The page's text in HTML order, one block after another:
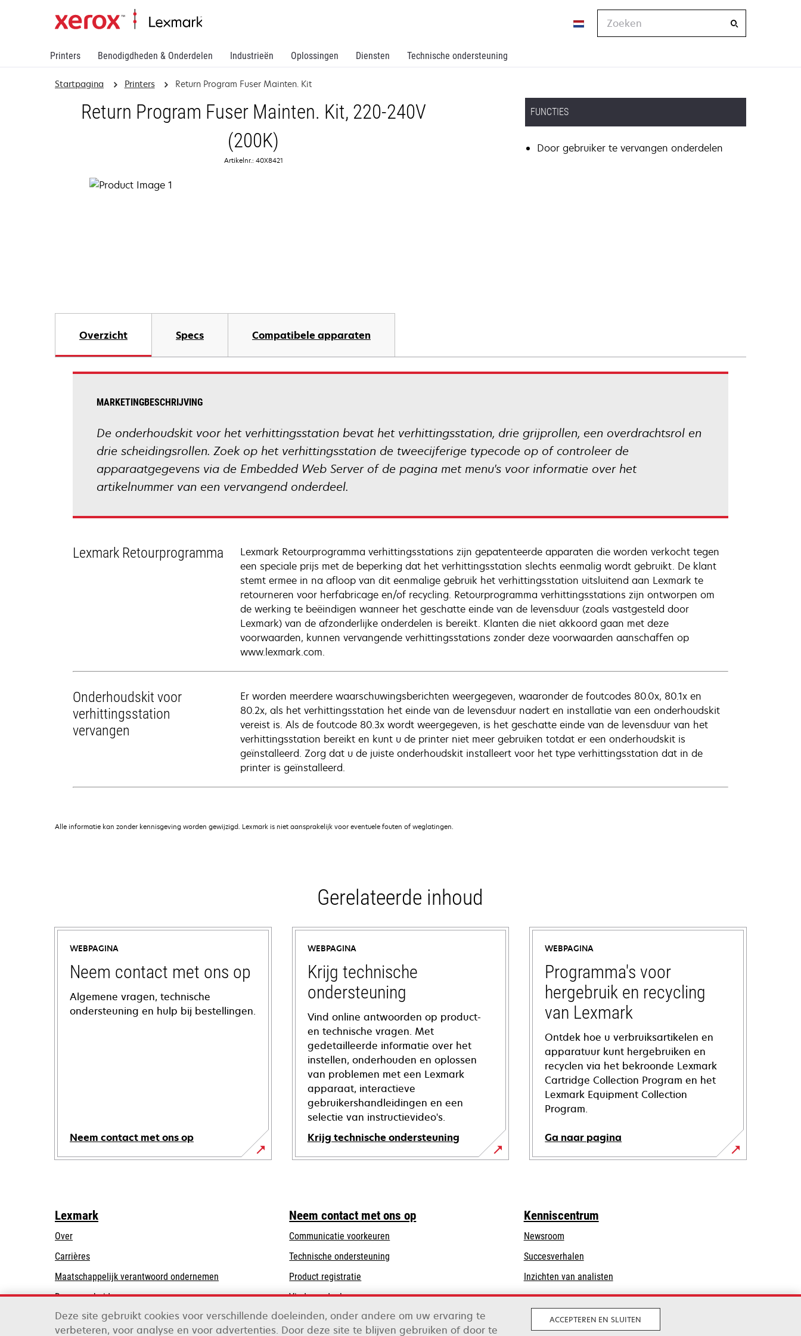
Printers Benodigdheden & Onderdelen Industrieën Oplossingen Diensten Technische ondersteuning
Zoeken
Startpagina Printers Return Program Fuser Mainten. Kit
Return Program Fuser Mainten. Kit, 220-240V
(200K)
Artikelnr.: 40X8421
FUNCTIES
Door gebruiker te vervangen onderdelen
Overzicht Specs Compatibele apparaten
MARKETINGBESCHRIJVING
De onderhoudskit voor het verhittingsstation bevat het verhittingsstation, drie grijprollen, een overdrachtsrol en
drie scheidingsrollen. Zoek op het verhittingsstation de tweecijferige typecode op of controleer de
apparaatgegevens via de Embedded Web Server of de pagina met menu's voor informatie over het
artikelnummer van een vervangend onderdeel.
Lexmark Retourprogramma
Lexmark Retourprogramma verhittingsstations zijn gepatenteerde apparaten die worden verkocht tegen
een speciale prijs met de beperking dat het verhittingsstation slechts eenmalig wordt gebruikt. De klant
stemt ermee in na afloop van dit eenmalige gebruik het verhittingsstation uitsluitend aan Lexmark te
retourneren voor herfabricage en/of recycling. Retourprogramma verhittingsstations zijn ontworpen om
de werking te beëindigen wanneer het geschatte einde van de levensduur (zoals vastgesteld door
Lexmark) van de afzonderlijke onderdelen is bereikt. Klanten die niet akkoord gaan met deze
voorwaarden, kunnen vervangende verhittingsstations zonder deze voorwaarden aanschaffen op
www.lexmark.com.
Onderhoudskit voor
verhittingsstation
vervangen
Er worden meerdere waarschuwingsberichten weergegeven, waaronder de foutcodes 80.0x, 80.1x en
80.2x, als het verhittingsstation het einde van de levensduur nadert en installatie van een onderhoudskit
vereist is. Als de foutcode 80.3x wordt weergegeven, is het geschatte einde van de levensduur van het
verhittingsstation bereikt en kunt u de printer niet meer gebruiken totdat er een onderhoudskit is
geïnstalleerd. Zorg dat u de juiste onderhoudskit installeert voor het type verhittingsstation dat in de
printer is geïnstalleerd.
Alle informatie kan zonder kennisgeving worden gewijzigd. Lexmark is niet aansprakelijk voor eventuele fouten of weglatingen.
Gerelateerde inhoud
WEBPAGINA
Neem contact met ons op
Algemene vragen, technische
ondersteuning en hulp bij bestellingen.
Neem contact met ons op
WEBPAGINA
Krijg technische
ondersteuning
Vind online antwoorden op product-
en technische vragen. Met
gedetailleerde informatie over het
instellen, onderhouden en oplossen
van problemen met een Lexmark
apparaat, interactieve
gebruikershandleidingen en een
selectie van instructievideo's.
Krijg technische ondersteuning
opens
tab
WEBPAGINA
Programma's voor
hergebruik en recycling
van Lexmark
Ontdek hoe u verbruiksartikelen en
apparatuur kunt hergebruiken en
recyclen via het bekroonde Lexmark
Cartridge Collection Program en het
Lexmark Equipment Collection
Program.
Ga naar pagina
Lexmark
Over
Carrières
Maatschappelijk verantwoord ondernemen
new
tab
Duurzaamheid
Lexmark Partners
Neem contact met ons op
Communicatie voorkeuren
Technische ondersteuning
new
tab
Product registratie
Vind een dealer
Kenniscentrum
Newsroom
Succesverhalen
Inzichten van analisten
Deze site gebruikt cookies voor verschillende doeleinden, onder andere om uw ervaring te
verbeteren, voor analyse en voor advertenties. Door deze site te blijven gebruiken of door te
ACCEPTEREN EN SLUITEN